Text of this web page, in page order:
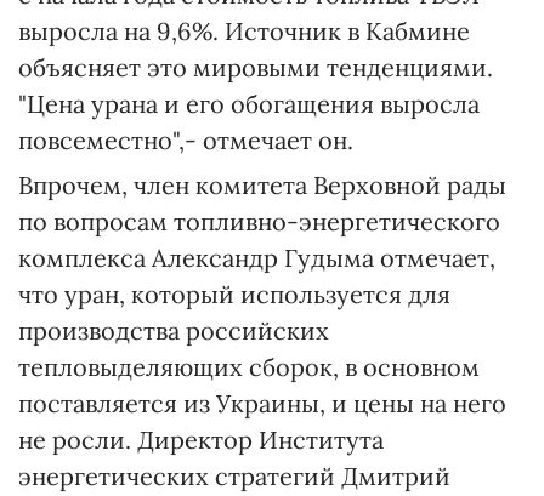
выросла на 9,6%. Источник в Кабмине
объясняет это мировыми тенденциями.
"Цена урана и его обогащения выросла
повсеместно",- отмечает он.
Впрочем, член комитета Верховной рады
по вопросам топливно-энергетического
комплекса Александр Гудыма отмечает,
что уран, который используется для
производства российских
тепловыделяющих сборок, в основном
поставляется из Украины, и цены на него
не росли. Директор Института
энергетических стратегий Дмитрий